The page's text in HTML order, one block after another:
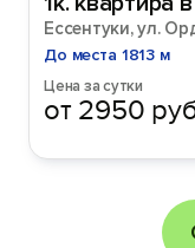
Ессентуки, ул.
До места 1813 м
Цена за сутки
от 2950